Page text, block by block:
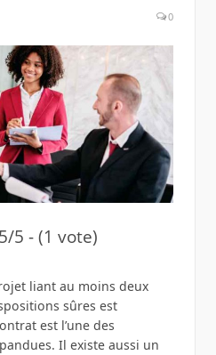
0
5/5 - (1 vote)
liant au moins deux
sûres est
est l’une des
Il existe aussi un